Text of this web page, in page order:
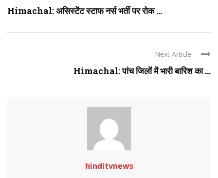
Himachal: असिस्टेंट स्टाफ नर्स भर्ती पर रोक ...
Next Article
Himachal: पांच जिलों में भारी बारिश का ...
hinditvnews